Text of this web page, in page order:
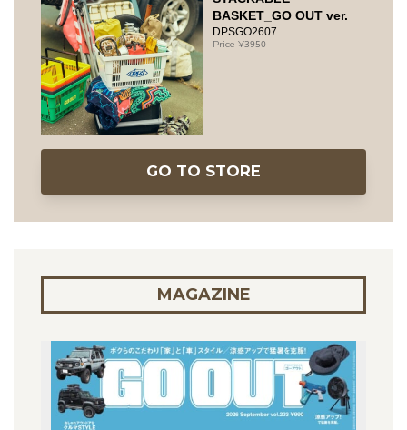
BASKET_GO OUT ver.
DPSGO2607
3950
GO TO STORE
MAGAZINE